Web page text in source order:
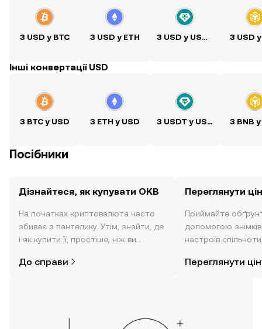
З USD у BTC З USD у ETH З USD у USDT З USD
Інші конвертації USD
З BTC у USD З ETH у USD З USDT у USD З BNB
Посібники
Дізнайтеся, як купувати OKB
На початках криптовалюта часто
збиває з пантелику. Утім, знайти, де
і як купити її, простіше, ніж ви
за допомогою застосунку OKX для
До справи
Переглянути
Приймайте
допомогою знімків
настроїв
Переглянути